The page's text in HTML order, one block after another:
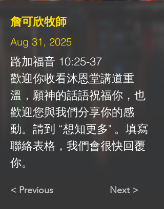
詹可欣牧師
Aug 31, 2025
路加福音 10:25-37
歡迎你收看沐恩堂講道重
溫，願神的話語祝福你，也
歡迎您與我們分享你的感
動。請到 “想知更多" 。填寫
聯絡表格，我們會很快回覆
你。
< Previous Next >